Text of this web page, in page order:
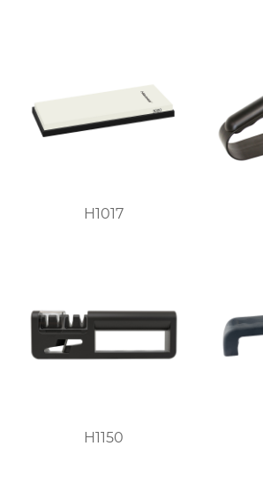
H1017
H1150